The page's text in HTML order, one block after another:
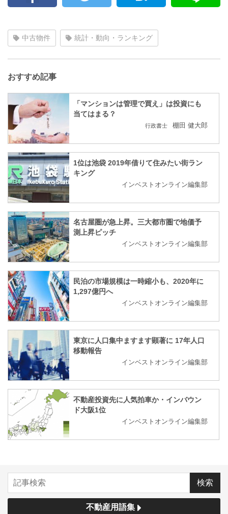
中古物件 統計・動向・ランキング
おすすめ記事
「マンションは管理で買え」は投資にも
当てはまる？
行政書士 棚田 健大郎
1位は池袋 2019年借りて住みたい街ラン
キング
インベストオンライン編集部
名古屋圏が急上昇。三大都市圏で地価予
測上昇ピッチ
インベストオンライン編集部
民泊の市場規模は一時縮小も、2020年に
1,297億円へ
インベストオンライン編集部
東京に人口集中ますます顕著に 17年人口
移動報告
インベストオンライン編集部
不動産投資先に人気拍車か・インバウン
ド大阪1位
インベストオンライン編集部
不動産用語集